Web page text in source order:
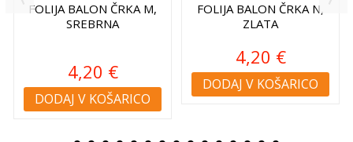
FOLIJA BALON ČRKA M,
SREBRNA
4,20 €
DODAJ V KOŠARICO
FOLIJA BALON ČRKA N,
ZLATA
4,20 €
DODAJ V KOŠARICO